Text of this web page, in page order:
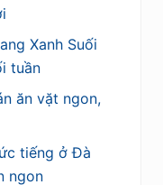
Xanh Suối
tuần
ăn vặt ngon,
tiếng ở Đà
ngon